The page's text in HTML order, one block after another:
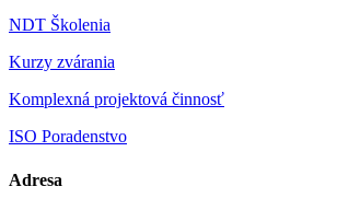
NDT Školenia
Kurzy zvárania
Komplexná projektová činnosť
ISO Poradenstvo
Adresa